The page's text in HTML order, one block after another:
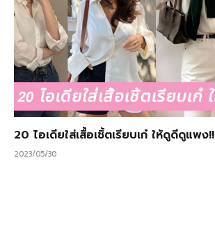
20 ไอเดียใส่เสื้อเชิ้ตเรียบเก๋ ให้ดูดีดูแพง!!
2023/05/30